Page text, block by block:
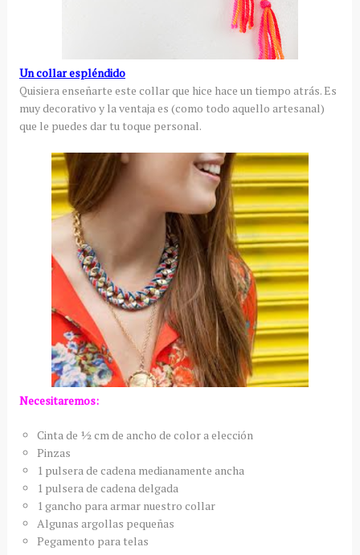
Un collar espléndido
Quisiera enseñarte este collar que hice hace un tiempo atrás. Es
muy decorativo y la ventaja es (como todo aquello artesanal)
que le puedes dar tu toque personal.
Necesitaremos:
Cinta de ½ cm de ancho de color a elección
Pinzas
1 pulsera de cadena medianamente ancha
1 pulsera de cadena delgada
1 gancho para armar nuestro collar
Algunas argollas pequeñas
Pegamento para telas